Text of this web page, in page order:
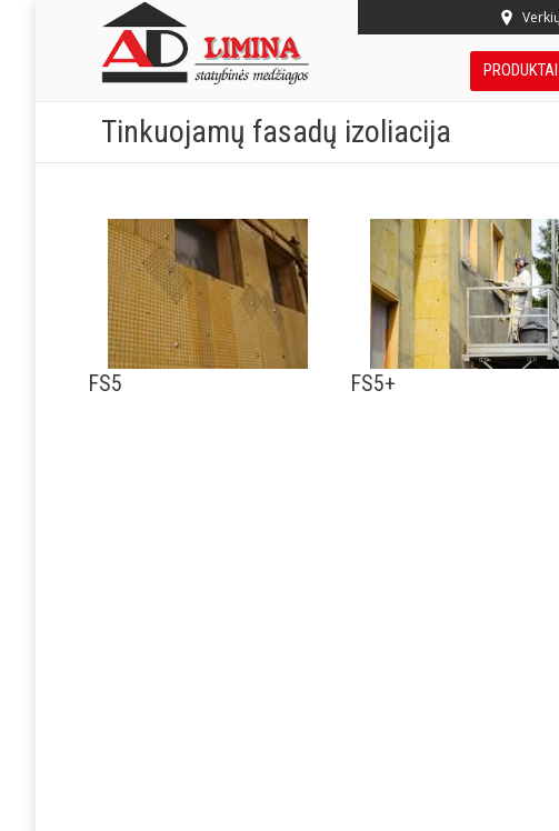
PRODUKTAI
Tinkuojamų fasadų izoliacija
FS5 FS5+